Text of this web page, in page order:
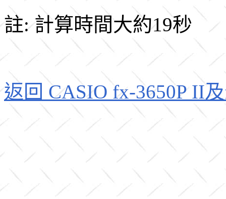
註: 計算時間大約19秒
返回 CASIO fx-3650P II